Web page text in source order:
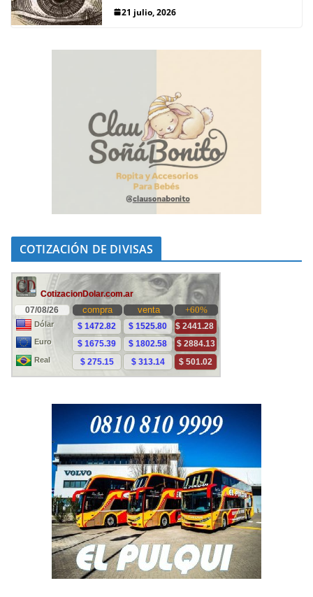
21 julio, 2026
COTIZACIÓN DE DIVISAS